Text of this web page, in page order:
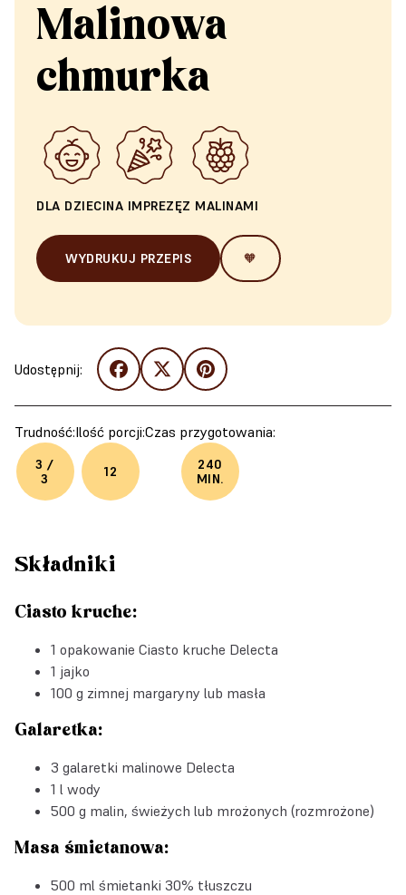
Malinowa
chmurka
DLA DZIECINA IMPREZĘZ MALINAMI
WYDRUKUJ PRZEPIS 🧡
Udostępnij:
Trudność:
3 /
3
Ilość porcji:
12
Czas przygotowania:
240
MIN.
Składniki
Ciasto kruche:
1 opakowanie Ciasto kruche Delecta
1 jajko
100 g zimnej margaryny lub masła
Galaretka:
3 galaretki malinowe Delecta
1 l wody
500 g malin, świeżych lub mrożonych (rozmrożone)
Masa śmietanowa:
500 ml śmietanki 30% tłuszczu